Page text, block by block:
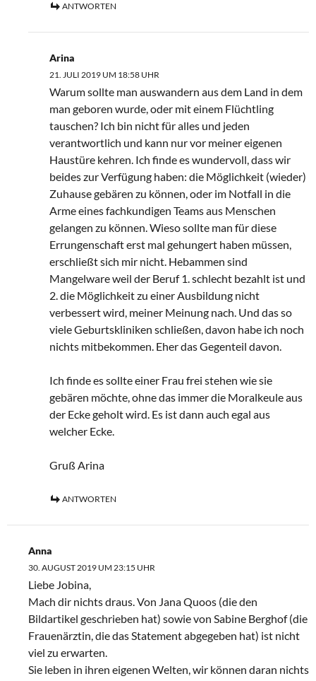
ANTWORTEN
Arina
21. JULI 2019 UM 18:58 UHR
Warum sollte man auswandern aus dem Land in dem
man geboren wurde, oder mit einem Flüchtling
tauschen? Ich bin nicht für alles und jeden
verantwortlich und kann nur vor meiner eigenen
Haustüre kehren. Ich finde es wundervoll, dass wir
beides zur Verfügung haben: die Möglichkeit (wieder)
Zuhause gebären zu können, oder im Notfall in die
Arme eines fachkundigen Teams aus Menschen
gelangen zu können. Wieso sollte man für diese
Errungenschaft erst mal gehungert haben müssen,
erschließt sich mir nicht. Hebammen sind
Mangelware weil der Beruf 1. schlecht bezahlt ist und
2. die Möglichkeit zu einer Ausbildung nicht
verbessert wird, meiner Meinung nach. Und das so
viele Geburtskliniken schließen, davon habe ich noch
nichts mitbekommen. Eher das Gegenteil davon.
Ich finde es sollte einer Frau frei stehen wie sie
gebären möchte, ohne das immer die Moralkeule aus
der Ecke geholt wird. Es ist dann auch egal aus
welcher Ecke.
Gruß Arina
ANTWORTEN
Anna
30. AUGUST 2019 UM 23:15 UHR
Liebe Jobina,
Mach dir nichts draus. Von Jana Quoos (die den
Bildartikel geschrieben hat) sowie von Sabine Berghof (die
Frauenärztin, die das Statement abgegeben hat) ist nicht
viel zu erwarten.
Sie leben in ihren eigenen Welten, wir können daran nichts